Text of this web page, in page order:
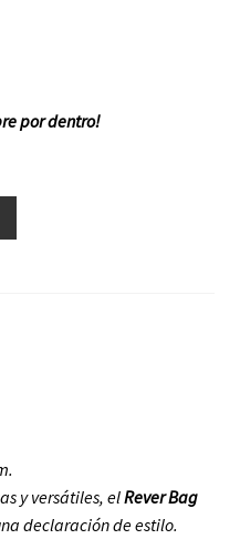
por dentro!
y versátiles, elRever Bag
declaración de estilo.